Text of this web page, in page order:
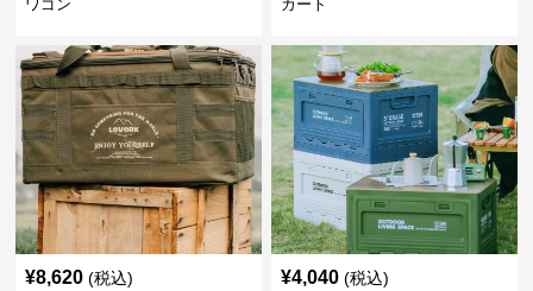
ワゴン カート
¥8,620 (税込) ¥4,040 (税込)